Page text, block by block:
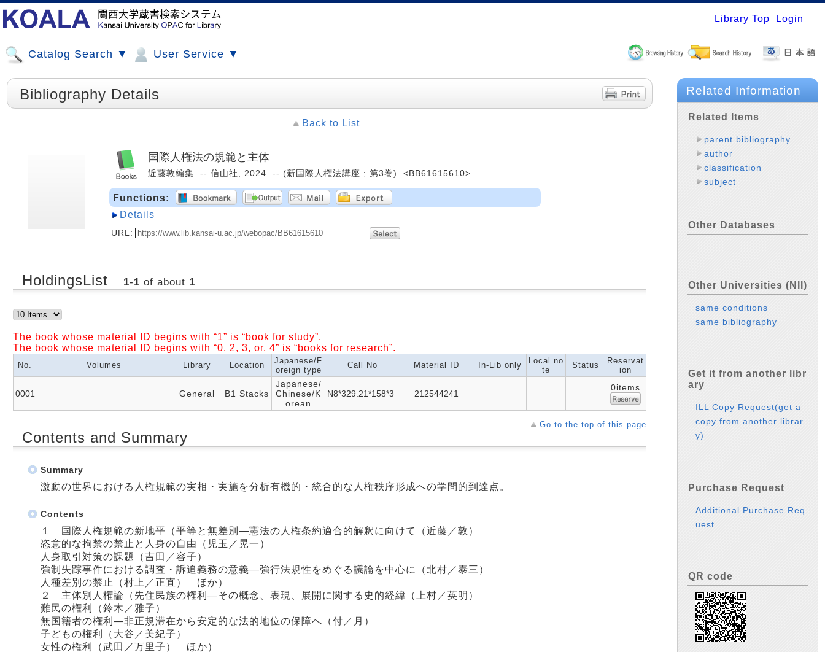
Library Top Login
Catalog Search ▼ User Service ▼
Bibliography Details
Back to List
国際人権法の規範と主体
近藤敦編集. -- 信山社, 2024. -- (新国際人権法講座 ; 第3巻). <BB61615610>
Functions:
Details
URL:
HoldingsList 1-1 of about 1
The book whose material ID begins with “1” is “book for study”.
The book whose material ID begins with “0, 2, 3, or, 4” is “books for research”.
No. Volumes Library Location
Japanese/F
oreign type
Call No Material ID In-Lib only
Local no
te
Status
Reservat
ion
0001 General B1 Stacks
Japanese/
Chinese/K
orean
N8*329.21*158*3 212544241
0items
Go to the top of this page
Contents and Summary
Summary
激動の世界における人権規範の実相・実施を分析有機的・統合的な人権秩序形成への学問的到達点。
Contents
１ 国際人権規範の新地平（平等と無差別―憲法の人権条約適合的解釈に向けて（近藤／敦）
恣意的な拘禁の禁止と人身の自由（児玉／晃一）
人身取引対策の課題（吉田／容子）
強制失踪事件における調査・訴追義務の意義―強行法規性をめぐる議論を中心に（北村／泰三）
人種差別の禁止（村上／正直） ほか）
２ 主体別人権論（先住民族の権利―その概念、表現、展開に関する史的経緯（上村／英明）
難民の権利（鈴木／雅子）
無国籍者の権利―非正規滞在から安定的な法的地位の保障へ（付／月）
子どもの権利（大谷／美紀子）
女性の権利（武田／万里子） ほか）
Related Information
Related Items
parent bibliography
author
classification
subject
Other Databases
Other Universities (NII)
same conditions
same bibliography
Get it from another libr
ary
ILL Copy Request(get a
copy from another librar
y)
Purchase Request
Additional Purchase Req
uest
QR code